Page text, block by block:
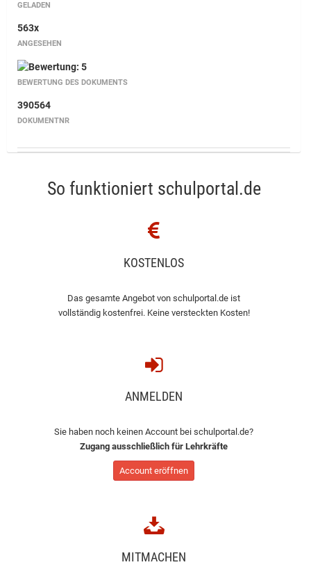
GELADEN
563x
ANGESEHEN
BEWERTUNG DES DOKUMENTS
390564
DOKUMENTNR
So funktioniert schulportal.de
KOSTENLOS
Das gesamte Angebot von schulportal.de ist
vollständig kostenfrei. Keine versteckten Kosten!
ANMELDEN
Sie haben noch keinen Account bei schulportal.de?
Zugang ausschließlich für Lehrkräfte
Account eröffnen
MITMACHEN